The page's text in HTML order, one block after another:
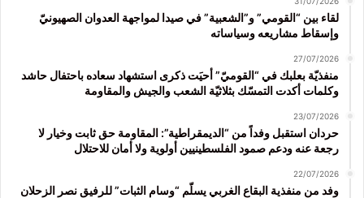
لقاء بين “القومي” و”الشعبية” في صيدا لمواجهة العدوان الصهيونيّ
وإسقاط مشاريعه وسياساته
27/07/2026
منفذيّة بعلبك في “القوميّ” أحيَت ذكرى استشهاد سعاده باحتفال حاشد
وكلمات أكدت التمسّك بثلاثيّة الشعب والجيش والمقاومة
23/07/2026
حردان استقبل وفداً من “الديمقراطية”: المقاومة حق ثابت وخيار لا
رجعة عنه ودعم صمود الفلسطينيين أولوية ولا أمان للاحتلال
22/07/2026
وفد من منفذية البقاع الغربي يسلّم “وسام الثبات” للرفيق نصر الزحلان